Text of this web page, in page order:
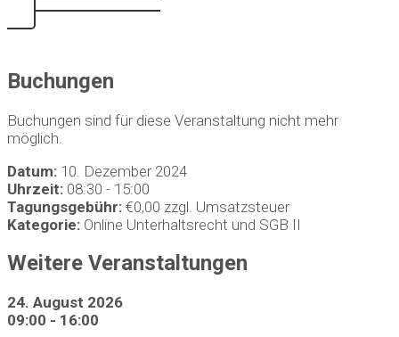
Buchungen
Buchungen sind für diese Veranstaltung nicht mehr
möglich.
Datum: 10. Dezember 2024
Uhrzeit: 08:30 - 15:00
Tagungsgebühr: €0,00 zzgl. Umsatzsteuer
Kategorie: Online Unterhaltsrecht und SGB II
Weitere Veranstaltungen
24. August 2026
09:00 - 16:00